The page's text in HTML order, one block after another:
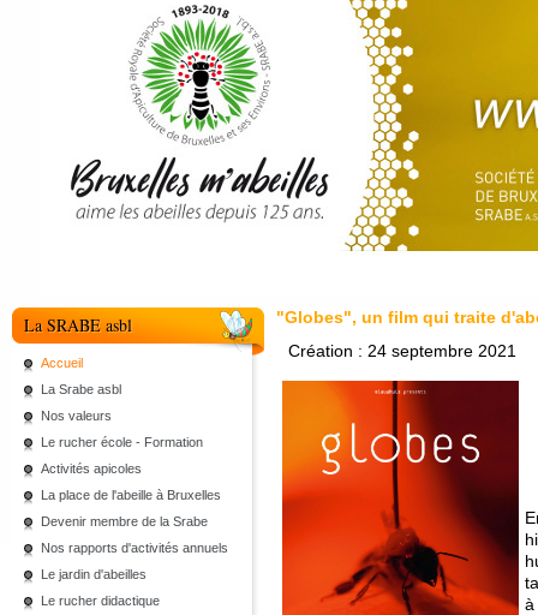
La SRABE asbl
Accueil
La Srabe asbl
Nos valeurs
Le rucher école - Formation
Activités apicoles
La place de l'abeille à Bruxelles
Devenir membre de la Srabe
Nos rapports d'activités annuels
Le jardin d'abeilles
Le rucher didactique
"Globes", un film qui traite
Création : 24 septembre 2021
à